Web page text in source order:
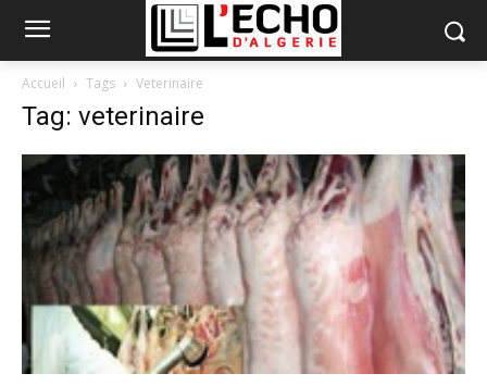
Accueil Tags Veterinaire
Tag: veterinaire